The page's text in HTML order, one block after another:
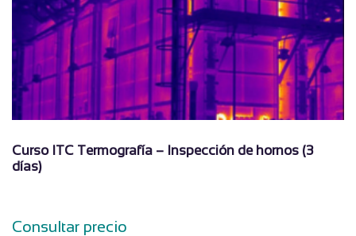
Curso ITC Termografía – Inspección de hornos (3
días)
Consultar precio